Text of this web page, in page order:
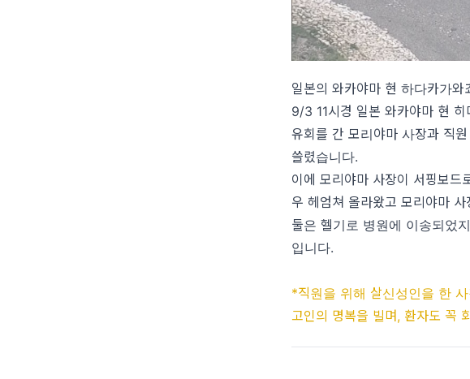
일본의 와카야마 현 하다카가와
9/3 11시경 일본 와카야마 현 히
유회를 간 모리야마 사장과 직
쓸렸습니다.
이에 모리야마 사장이 서핑보드
우 헤엄쳐 올라왔고 모리야마
둘은 헬기로 병원에 이송되었
입니다.
*직원을 위해 살신성인을 한
고인의 명복을 빌며, 환자도 꼭